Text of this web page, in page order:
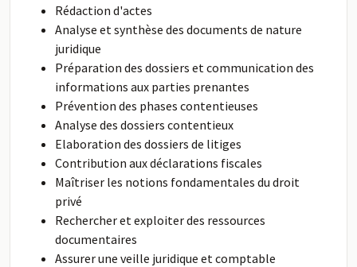
Rédaction d'actes
Analyse et synthèse des documents de nature
juridique
Préparation des dossiers et communication des
informations aux parties prenantes
Prévention des phases contentieuses
Analyse des dossiers contentieux
Elaboration des dossiers de litiges
Contribution aux déclarations fiscales
Maîtriser les notions fondamentales du droit
privé
Rechercher et exploiter des ressources
documentaires
Assurer une veille juridique et comptable